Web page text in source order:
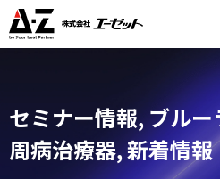
セミナー情報,ブルー
周病治療器,新着情報